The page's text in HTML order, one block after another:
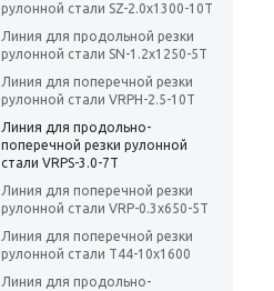
рулонной стали SZ-2.0х1300-10T
Линия для продольной резки
рулонной стали SN-1.2x1250-5T
Линия для поперечной резки
рулонной стали VRPH-2.5-10T
Линия для продольно-
поперечной резки рулонной
стали VRPS-3.0-7T
Линия для поперечной резки
рулонной стали VRP-0.3х650-5T
Линия для поперечной резки
рулонной стали T44-10x1600
Линия для продольно-